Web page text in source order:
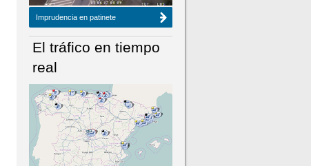
Imprudencia en patinete
El tráfico en tiempo
real